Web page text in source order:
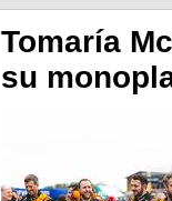
Tomaría
su